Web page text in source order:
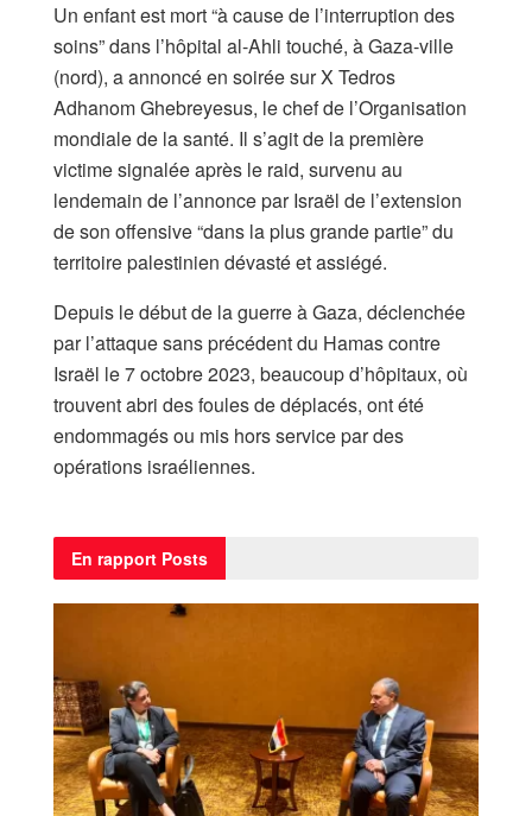
Un enfant est mort “à cause de l’interruption des
soins” dans l’hôpital al-Ahli touché, à Gaza-ville
(nord), a annoncé en soirée sur X Tedros
Adhanom Ghebreyesus, le chef de l’Organisation
mondiale de la santé. Il s’agit de la première
victime signalée après le raid, survenu au
lendemain de l’annonce par Israël de l’extension
de son offensive “dans la plus grande partie” du
territoire palestinien dévasté et assiégé.
Depuis le début de la guerre à Gaza, déclenchée
par l’attaque sans précédent du Hamas contre
Israël le 7 octobre 2023, beaucoup d’hôpitaux, où
trouvent abri des foules de déplacés, ont été
endommagés ou mis hors service par des
opérations israéliennes.
En rapport Posts